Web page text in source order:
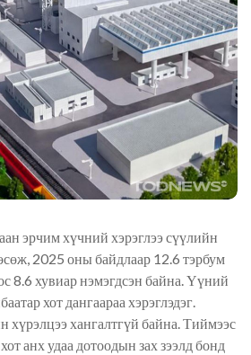
эрчим хүчний хэрэглээ сүүлийн
2025 оны байдлаар 12.6 тэрбум
8.6 хувиар нэмэгдсэн байна. Үүний
хот дангаараа хэрэглэдэг.
хүрэлцээ хангалтгүй байна. Тиймээс
анх удаа дотоодын зах зээлд бонд